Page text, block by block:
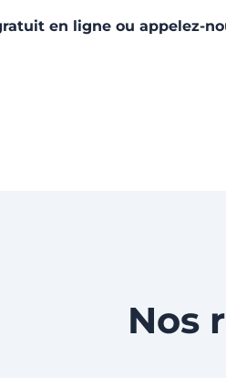
en ligne ou appelez-
Nos